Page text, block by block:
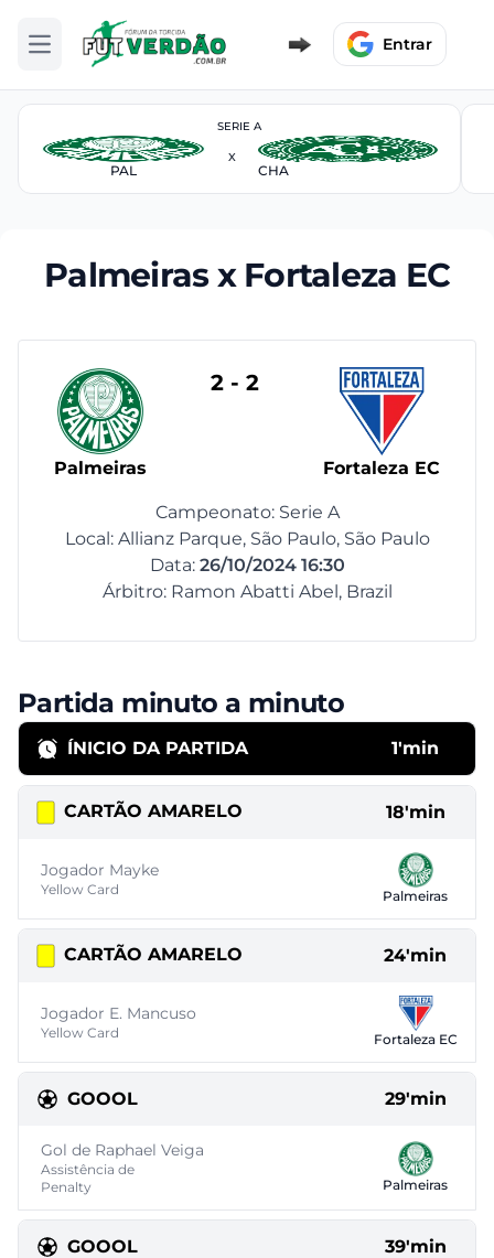
Abrir menu Entrar
SERIE A
PAL
X
CHA
Palmeiras x Fortaleza EC
Palmeiras
2 - 2
Fortaleza EC
Campeonato: Serie A
Local: Allianz Parque, São Paulo, São Paulo
Data: 26/10/2024 16:30
Árbitro: Ramon Abatti Abel, Brazil
Partida minuto a minuto
ÍNICIO DA PARTIDA 1'min
CARTÃO AMARELO 18'min
Jogador Mayke
Yellow Card Palmeiras
CARTÃO AMARELO 24'min
Jogador E. Mancuso
Yellow Card Fortaleza EC
GOOOL 29'min
Gol de Raphael Veiga
Assistência de
Penalty
Palmeiras
GOOOL 39'min